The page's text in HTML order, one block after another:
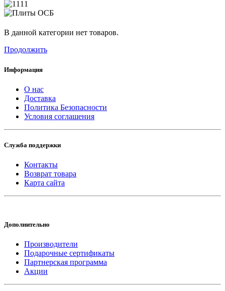
В данной категории нет товаров.
Продолжить
Информация
О нас
Доставка
Политика Безопасности
Условия соглашения
Служба поддержки
Контакты
Возврат товара
Карта сайта
Дополнительно
Производители
Подарочные сертификаты
Партнерская программа
Акции